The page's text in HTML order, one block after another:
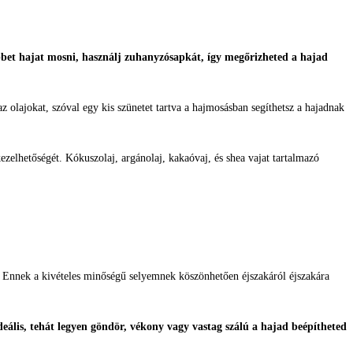
hajat mosni, használj zuhanyzósapkát, így megőrizheted a hajad
szóval egy kis szünetet tartva a hajmosásban segíthetsz a hajadnak
Kókuszolaj, argánolaj, kakaóvaj, és shea vajat tartalmazó
Ennek a kivételes minőségű selyemnek köszönhetően éjszakáról éjszakára
tehát legyen göndör, vékony vagy vastag szálú a hajad beépítheted